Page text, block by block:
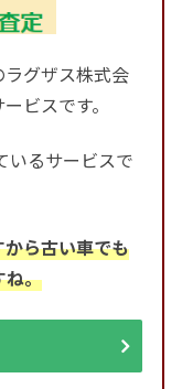
グザス株式会
ビスです。
いるサービスで
ら古い車でも
ね。